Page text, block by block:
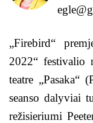
„Firebird“
2022“
teatre „Pasaka“
seanso dalyviai
režisieriumi